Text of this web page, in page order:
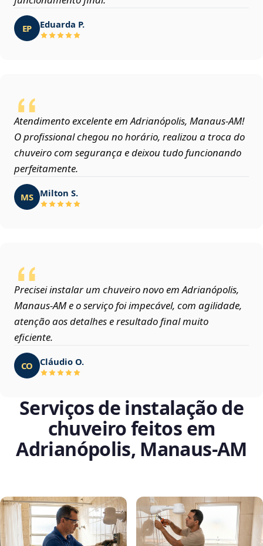
EP Eduarda P.
Atendimento excelente em Adrianópolis, Manaus‑AM!
O profissional chegou no horário, realizou a troca do
chuveiro com segurança e deixou tudo funcionando
perfeitamente.
MS Milton S.
Precisei instalar um chuveiro novo em Adrianópolis,
Manaus‑AM e o serviço foi impecável, com agilidade,
atenção aos detalhes e resultado final muito
eficiente.
CO Cláudio O.
Serviços de instalação de
chuveiro feitos em
Adrianópolis, Manaus‑AM